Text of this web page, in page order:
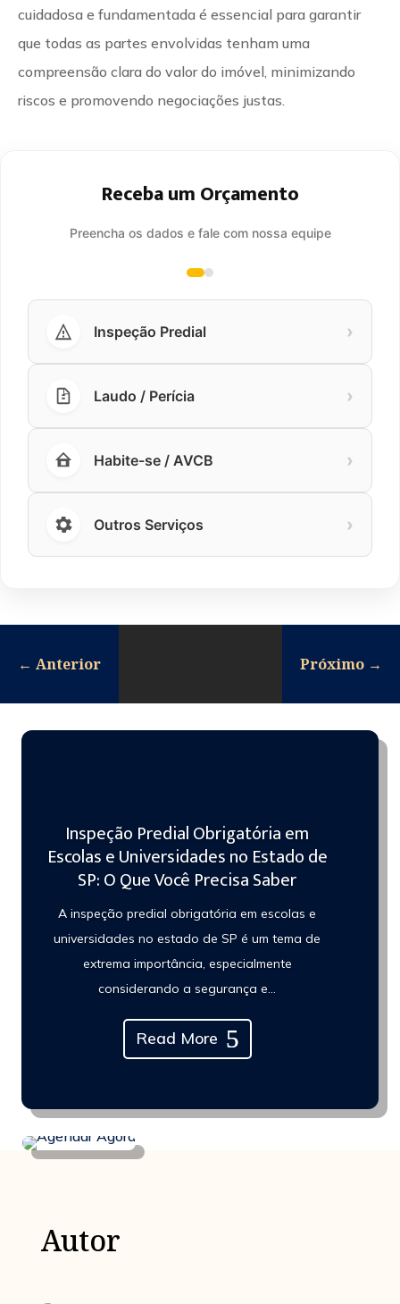
cuidadosa e fundamentada é essencial para garantir
que todas as partes envolvidas tenham uma
compreensão clara do valor do imóvel, minimizando
riscos e promovendo negociações justas.
Receba um Orçamento
Preencha os dados e fale com nossa equipe
Inspeção Predial ›
Laudo / Perícia ›
Habite-se / AVCB ›
Outros Serviços ›
← Anterior Próximo →
Inspeção Predial Obrigatória em
Escolas e Universidades no Estado de
SP: O Que Você Precisa Saber
A inspeção predial obrigatória em escolas e
universidades no estado de SP é um tema de
extrema importância, especialmente
considerando a segurança e...
Read More
Autor